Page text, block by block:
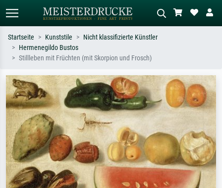
Standardsuche
oder Stilen – z.B. Monet,
Sternennacht, Impressionismus, Welle
Hokusai, Akt.
Wiese, Abstrakt mit viel Rot, Dunkles
Ölgemälde, Stehender Akt neben einem
Baum.
Startseite Kunststile
Nicht klassifizierte Künstler
Hermenegildo Bustos
Stillleben mit Früchten (mit Skorpion und Frosch)